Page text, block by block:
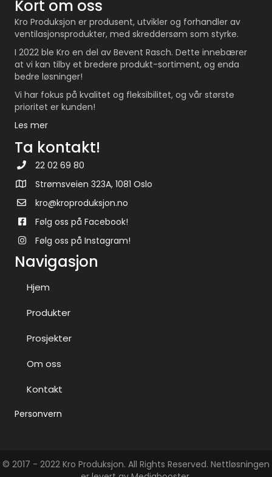
Kort om oss
Kro Produksjon er produsent, utvikler og forhandler av
ventilasjonsprodukter, med skreddersøm som styrke.
I 2022 ble Kro en del av Bevent Rasch. Dette innebærer
at vi kan tilby et bredere produkt-sortiment, og enda
bedre løsninger!
Vi har fokus på kvalitet og fleksibilitet, og vår største
prioritet er kunden!
Les mer
Ta kontakt!
22 02 69 80
Strømsveien 323A, 1081 Oslo
kro@kroproduksjon.no
Følg oss på Facebook!
Følg oss på Instagram!
Navigasjon
Hjem
Produkter
Prosjekter
Om oss
Kontakt
Personvern
© 2017 - 2022 Kro Produksjon. All Rights Reserved. Nettløsningen